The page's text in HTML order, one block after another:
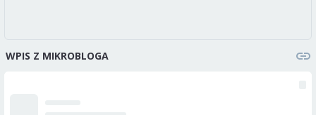
WPIS Z MIKROBLOGA